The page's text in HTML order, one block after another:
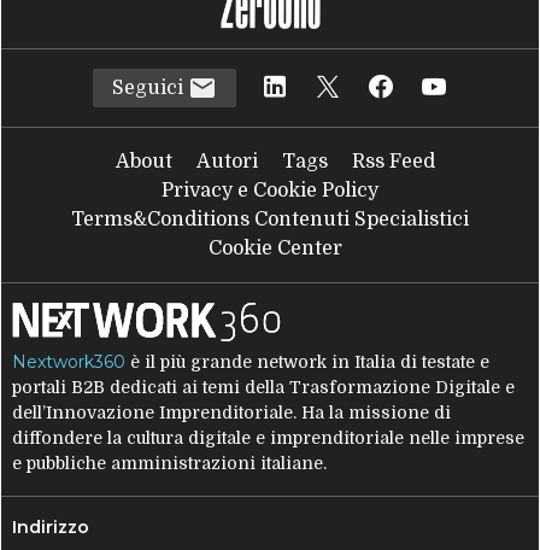
Seguici
About Autori Tags
Rss Feed
Privacy e Cookie Policy
Terms&Conditions Contenuti Specialistici
Cookie Center
Nextwork360 è il più grande network in Italia di testate e
portali B2B dedicati ai temi della Trasformazione Digitale e
dell’Innovazione Imprenditoriale. Ha la missione di
diffondere la cultura digitale e imprenditoriale nelle imprese
e pubbliche amministrazioni italiane.
Indirizzo